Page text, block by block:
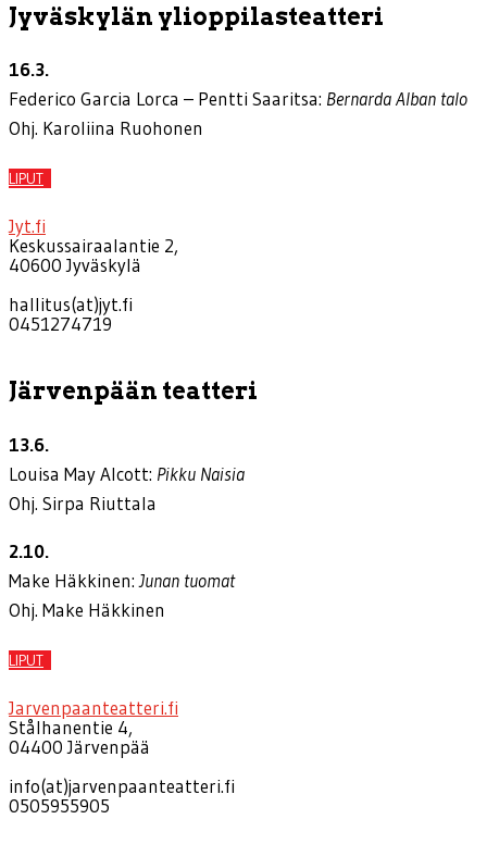
Jyväskylän ylioppilasteatteri
16.3.
Federico Garcia Lorca – Pentti Saaritsa: Bernarda Alban talo
Ohj. Karoliina Ruohonen
LIPUT
Jyt.fi
Keskussairaalantie 2,
40600 Jyväskylä
hallitus(at)jyt.fi
0451274719
Järvenpään teatteri
13.6.
Louisa May Alcott: Pikku Naisia
Ohj. Sirpa Riuttala
2.10.
Make Häkkinen: Junan tuomat
Ohj. Make Häkkinen
LIPUT
Jarvenpaanteatteri.fi
Stålhanentie 4,
04400 Järvenpää
info(at)jarvenpaanteatteri.fi
0505955905